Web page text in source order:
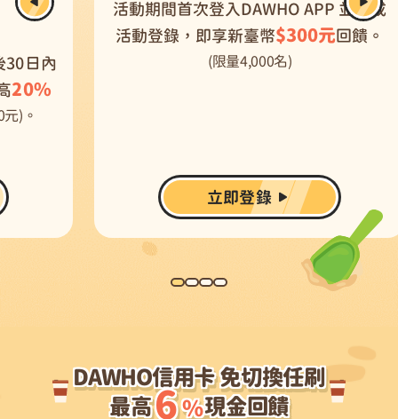
活動期間首次登入DAWHO APP 並完成
活動登錄，即享新臺幣$300元回饋。
(限量4,000名)
立即登錄
DAWHO信用卡 免切換任刷
最高6 %現金回饋